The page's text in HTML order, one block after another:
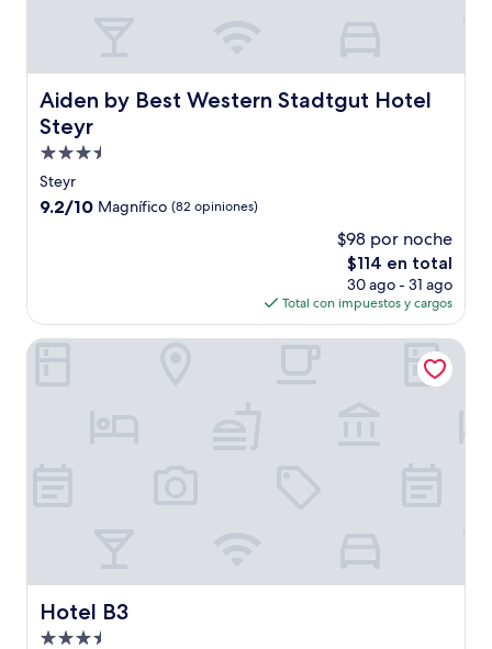
Aiden by Best Western Stadtgut Hotel
Steyr
Aiden by Best Western Stadtgut Hotel Steyr
Propiedad
de
3.5
Steyr
9.2
9.2/10 Magnífico (82 opiniones)
$98 por noche
El
precio
actual
es
de
$114 en total
30 ago - 31 ago
Total con impuestos y cargos
Hotel B3
Hotel B3
Propiedad
Hotel B3